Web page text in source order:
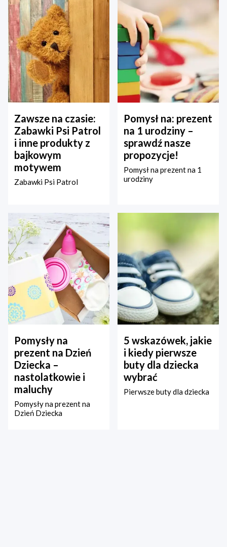
Zawsze na czasie:
Zabawki Psi Patrol
i inne produkty z
bajkowym
motywem
Zabawki Psi Patrol
Pomysł na: prezent
na 1 urodziny –
sprawdź nasze
propozycje!
Pomysł na prezent na 1
urodziny
Pomysły na
prezent na Dzień
Dziecka –
nastolatkowie i
maluchy
Pomysły na prezent na
Dzień Dziecka
5 wskazówek, jakie
i kiedy pierwsze
buty dla dziecka
wybrać
Pierwsze buty dla dziecka